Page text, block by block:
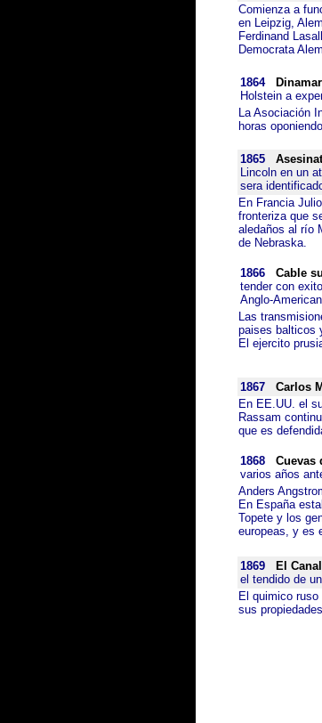
Comienza a
en Leipzig,
Ferdinand
Democrata
1864
Holstein a
La Asociación
horas
1865
Lincoln en un
sera
En Francia
fronteriza que
aledaños al río
de Nebraska.
1866 Cable
tender con
Anglo-
Las
paises balticos
El ejercito
1867 Carlos
En EE.UU. el
Rassam
que es
1868 Cuevas
varios años
Anders
En España
Topete y los
europeas, y es
1869 El
el tendido de
El quimico
sus